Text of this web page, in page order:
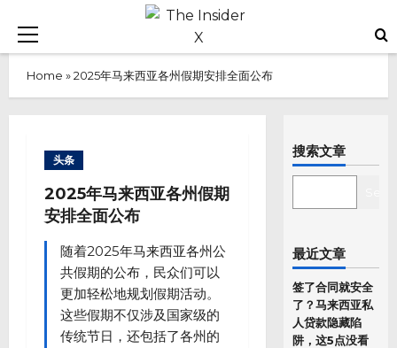
content
Primary
Home »2025年马来西亚各州假期安排全面公布
头条
2025年马来西亚各州假期
安排全面公布
随着2025年马来西亚各州公
共假期的公布，民众们可以
更加轻松地规划假期活动。
这些假期不仅涉及国家级的
传统节日，还包括了各州的
搜索文章
最近文章
签了合同就安全
了？马来西亚私
人贷款隐藏陷
阱，这5点没看